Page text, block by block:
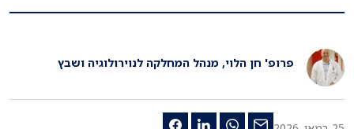
פרופ' חן הלוי, מנהל המחלקה לנוירולוגיה ושבץ